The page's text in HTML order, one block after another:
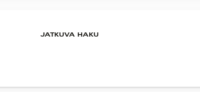
JATKUVA HAKU